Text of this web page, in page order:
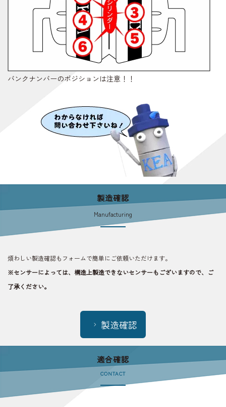
バンクナンバーのポジションは注意！！
製造確認
Manufacturing
煩わしい製造確認もフォームで簡単にご依頼いただけます。
※センサーによっては、構造上製造できないセンサーもございますので、 ご
了承ください。
製造確認
適合確認
CONTACT